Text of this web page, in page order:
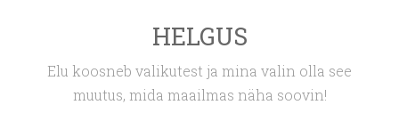
HELGUS
Elu koosneb valikutest ja mina valin olla see
muutus, mida maailmas näha soovin!